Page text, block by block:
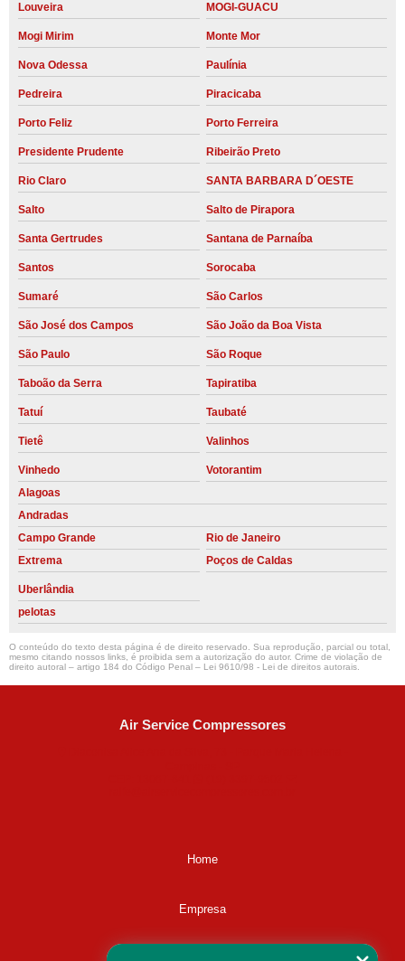
Louveira MOGI-GUACU
Mogi Mirim Monte Mor
Nova Odessa Paulínia
Pedreira Piracicaba
Porto Feliz Porto Ferreira
Presidente Prudente Ribeirão Preto
Rio Claro SANTA BARBARA D´OESTE
Salto Salto de Pirapora
Santa Gertrudes Santana de Parnaíba
Santos Sorocaba
Sumaré São Carlos
São José dos Campos São João da Boa Vista
São Paulo São Roque
Taboão da Serra Tapiratiba
Tatuí Taubaté
Tietê Valinhos
Vinhedo
Votorantim
Alagoas
Andradas
Campo Grande
Rio de Janeiro
Extrema
Poços de Caldas
Uberlândia
pelotas
O conteúdo do texto desta página é de direito reservado. Sua reprodução, parcial ou total,
mesmo citando nossos links, é proibida sem a autorização do autor. Crime de violação de
direito autoral – artigo 184 do Código Penal – Lei 9610/98 - Lei de direitos autorais.
Air Service Compressores
Home
Empresa